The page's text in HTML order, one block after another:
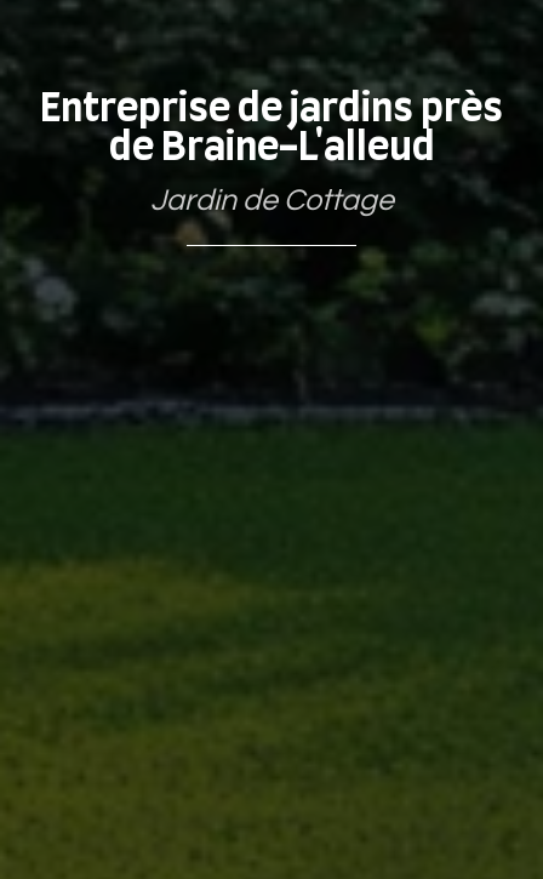
Entreprise de jardins près
de Braine-L'alleud
Jardin de Cottage